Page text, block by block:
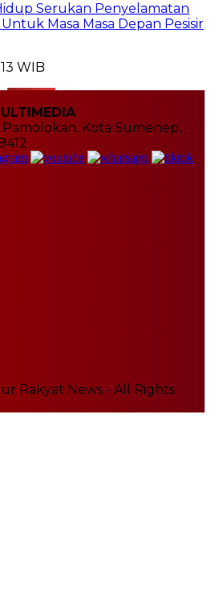
Serukan Penyelamatan
Masa Masa Depan Pesisir
WIB
Kota Sumenep,
Rakyat News - All Rights